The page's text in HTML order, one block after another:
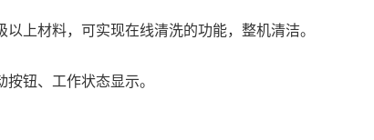
上材料，可实现在线清洗的功能，整机清洁。
钮、工作状态显示。